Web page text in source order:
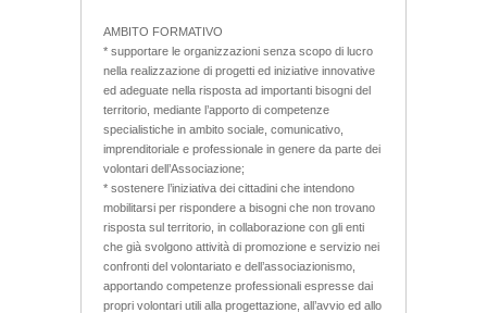
AMBITO FORMATIVO
* supportare le organizzazioni senza scopo di lucro
nella realizzazione di progetti ed iniziative innovative
ed adeguate nella risposta ad importanti bisogni del
territorio, mediante l’apporto di competenze
specialistiche in ambito sociale, comunicativo,
imprenditoriale e professionale in genere da parte dei
volontari dell’Associazione;
* sostenere l’iniziativa dei cittadini che intendono
mobilitarsi per rispondere a bisogni che non trovano
risposta sul territorio, in collaborazione con gli enti
che già svolgono attività di promozione e servizio nei
confronti del volontariato e dell’associazionismo,
apportando competenze professionali espresse dai
propri volontari utili alla progettazione, all’avvio ed allo